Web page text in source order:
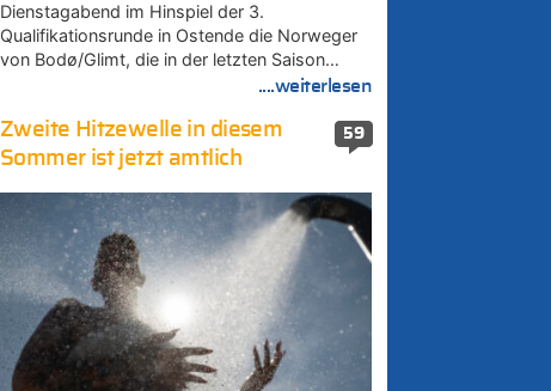
Dienstagabend im Hinspiel der 3.
Qualifikationsrunde in Ostende die Norweger
von Bodø/Glimt, die in der letzten Saison…
....weiterlesen
59
Zweite Hitzewelle in diesem
Sommer ist jetzt amtlich